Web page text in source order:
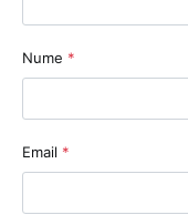
Nume *
Email *